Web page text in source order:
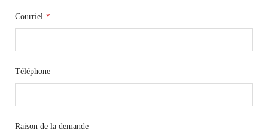
Courriel *
Téléphone
Raison de la demande